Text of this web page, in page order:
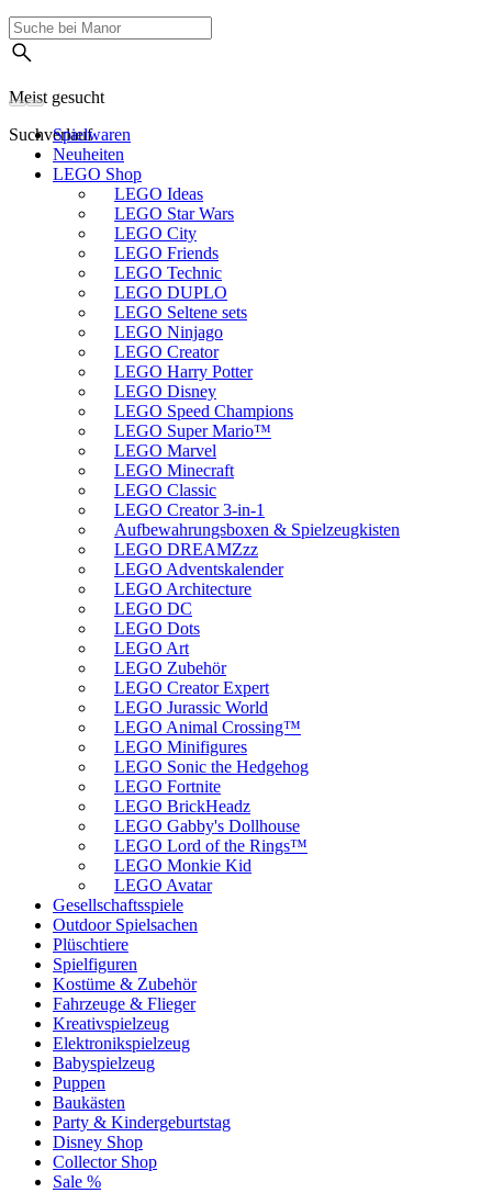
Meist gesucht
SuchverlaufSpielwaren
Neuheiten
LEGO Shop
LEGO Ideas
LEGO Star Wars
LEGO City
LEGO Friends
LEGO Technic
LEGO DUPLO
LEGO Seltene sets
LEGO Ninjago
LEGO Creator
LEGO Harry Potter
LEGO Disney
LEGO Speed Champions
LEGO Super Mario™
LEGO Marvel
LEGO Minecraft
LEGO Classic
LEGO Creator 3-in-1
Aufbewahrungsboxen & Spielzeugkisten
LEGO DREAMZzz
LEGO Adventskalender
LEGO Architecture
LEGO DC
LEGO Dots
LEGO Art
LEGO Zubehör
LEGO Creator Expert
LEGO Jurassic World
LEGO Animal Crossing™
LEGO Minifigures
LEGO Sonic the Hedgehog
LEGO Fortnite
LEGO BrickHeadz
LEGO Gabby's Dollhouse
LEGO Lord of the Rings™
LEGO Monkie Kid
LEGO Avatar
Gesellschaftsspiele
Outdoor Spielsachen
Plüschtiere
Spielfiguren
Kostüme & Zubehör
Fahrzeuge & Flieger
Kreativspielzeug
Elektronikspielzeug
Babyspielzeug
Puppen
Baukästen
Party & Kindergeburtstag
Disney Shop
Collector Shop
Sale %